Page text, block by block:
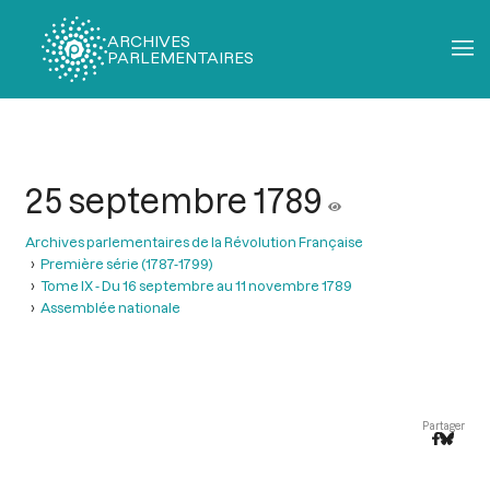
ARCHIVES
PARLEMENTAIRES
25 septembre 1789
Archives parlementaires de la Révolution Française
Première série (1787-1799)
Tome IX - Du 16 septembre au 11 novembre 1789
Assemblée nationale
Partager